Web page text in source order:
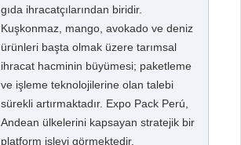
gıda ihracatçılarından biridir.
Kuşkonmaz, mango, avokado ve deniz
ürünleri başta olmak üzere tarımsal
ihracat hacminin büyümesi; paketleme
ve işleme teknolojilerine olan talebi
sürekli artırmaktadır. Expo Pack Perú,
Andean ülkelerini kapsayan stratejik bir
platform işlevi görmektedir.